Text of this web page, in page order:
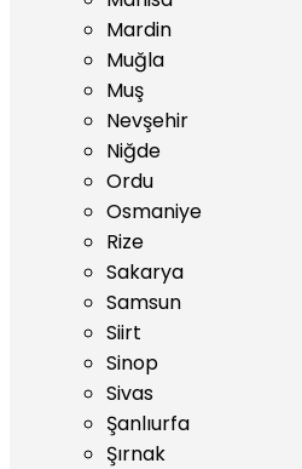
Mardin
Muğla
Muş
Nevşehir
Niğde
Ordu
Osmaniye
Rize
Sakarya
Samsun
Siirt
Sinop
Sivas
Şanlıurfa
Şırnak